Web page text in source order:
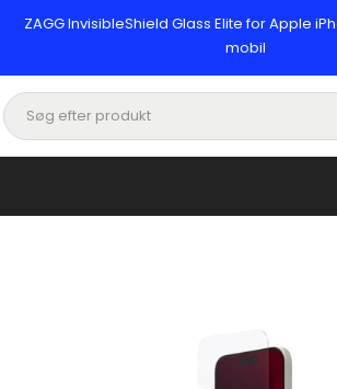
ZAGG InvisibleShield Glass Elite for Apple
mobil